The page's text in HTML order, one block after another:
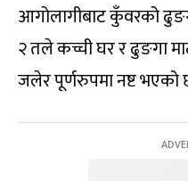
आगोलागीबाट कुँवरको
२ तले कच्ची घर र ढुङगा
जलेर पूर्णरुपमा नष्ट भएको